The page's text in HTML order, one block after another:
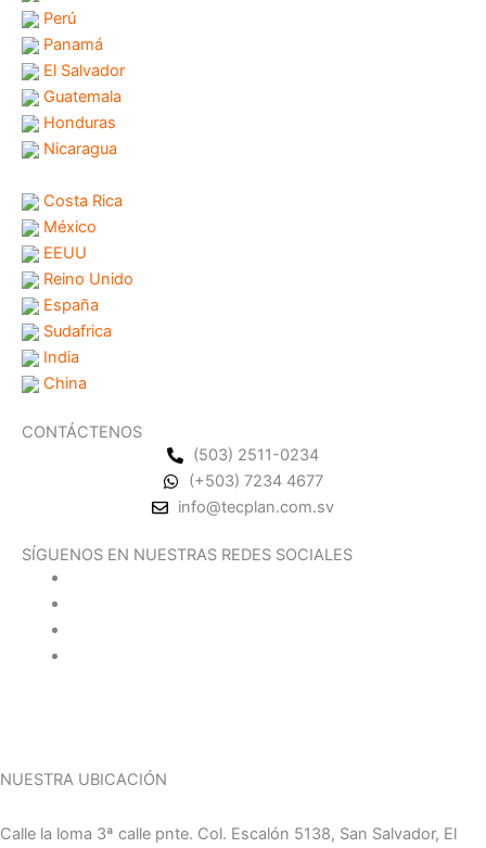
Perú
Panamá
El Salvador
Guatemala
Honduras
Nicaragua
Costa Rica
México
EEUU
Reino Unido
España
Sudafrica
India
China
CONTÁCTENOS
(503) 2511-0234
(+503) 7234 4677
info@tecplan.com.sv
SÍGUENOS EN NUESTRAS REDES SOCIALES
NUESTRA UBICACIÓN
Calle la loma 3ª calle pnte. Col. Escalón 5138, San Salvador, El